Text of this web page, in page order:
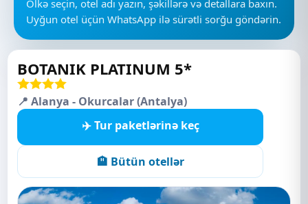
Ölkə seçin, otel adı yazın, şəkillərə və detallara baxın.
Uyğun otel üçün WhatsApp ilə sürətli sorğu göndərin.
BOTANIK PLATINUM 5*
📍 Alanya - Okurcalar (Antalya)
✈️ Tur paketlərinə keç
🏨 Bütün otellər